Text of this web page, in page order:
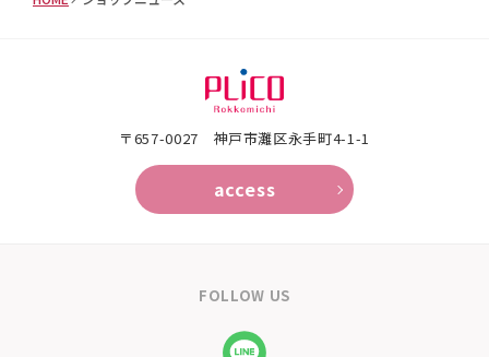
〒657-0027 神戸市灘区永手町4-1-1
access
FOLLOW US